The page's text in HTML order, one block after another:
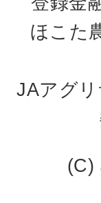
ほこた
JAアグ
(C)